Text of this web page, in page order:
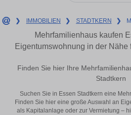
❯ IMMOBILIEN ❯ STADTKERN ❯
Mehrfamilienhaus kaufen
Eigentumswohnung in der
Finden Sie hier Ihre
Stadtkern
Suchen Sie in Essen Stadtkern eine
Finden Sie hier eine große Auswahl an
als Kapitalanlage oder zur Vermietung –